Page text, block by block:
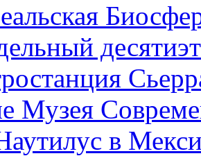
Музея
в